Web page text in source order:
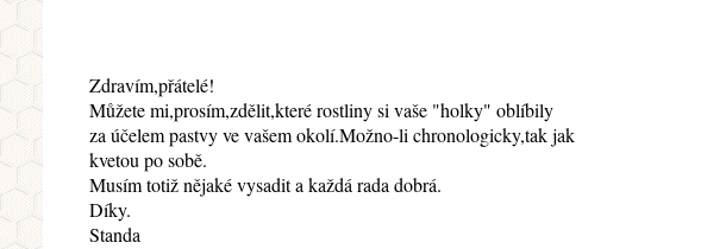
Zdravím,přátelé!
Můžete mi,prosím,zdělit,které rostliny si vaše "holky" oblíbily
za účelem pastvy ve vašem okolí.Možno-li chronologicky,tak jak
kvetou po sobě.
Musím totiž nějaké vysadit a každá rada dobrá.
Díky.
Standa